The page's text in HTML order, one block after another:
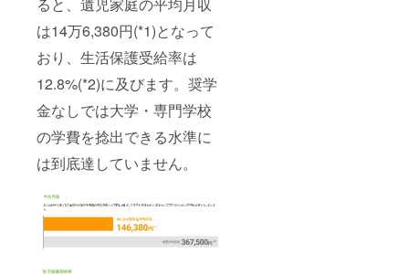
は14万6,380円(*1)となって
おり、生活保護受給率は
12.8%(*2)に及びます。奨学
金なしでは大学・専門学校
の学費を捻出できる水準に
は到底達していません。